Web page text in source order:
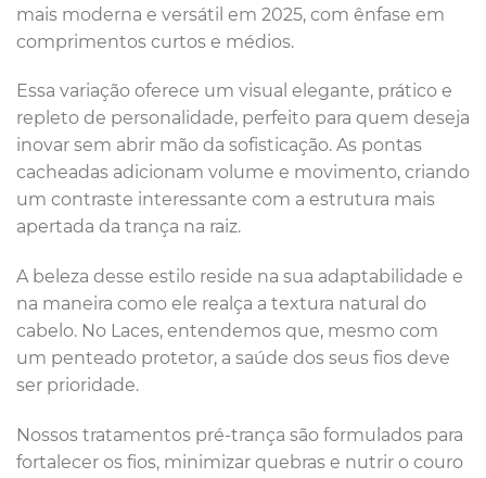
mais moderna e versátil em 2025, com ênfase em
comprimentos curtos e médios.
Essa variação oferece um visual elegante, prático e
repleto de personalidade, perfeito para quem deseja
inovar sem abrir mão da sofisticação. As pontas
cacheadas adicionam volume e movimento, criando
um contraste interessante com a estrutura mais
apertada da trança na raiz.
A beleza desse estilo reside na sua adaptabilidade e
na maneira como ele realça a textura natural do
cabelo. No Laces, entendemos que, mesmo com
um penteado protetor, a saúde dos seus fios deve
ser prioridade.
Nossos tratamentos pré-trança são formulados para
fortalecer os fios, minimizar quebras e nutrir o couro